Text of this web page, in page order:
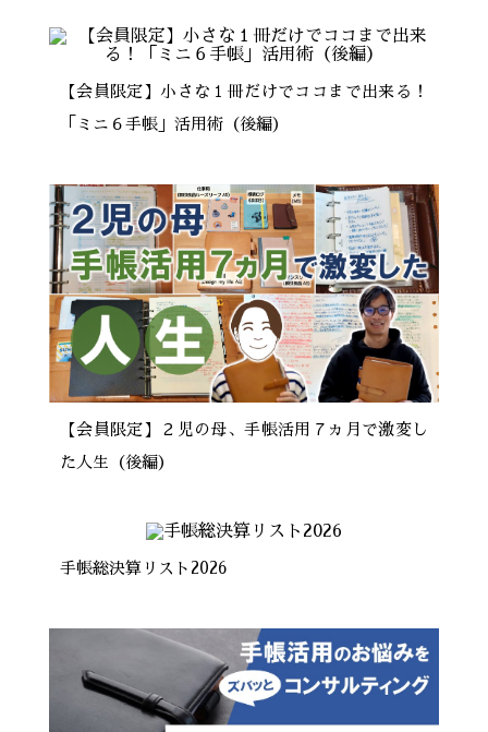
【会員限定】小さな１冊だけでココまで出来る！
「ミニ６手帳」活用術（後編）
【会員限定】２児の母、手帳活用７ヵ月で激変し
た人生（後編）
手帳総決算リスト2026